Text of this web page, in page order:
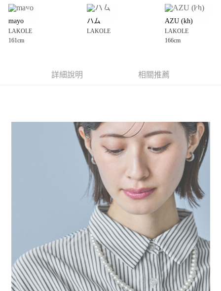
大哥付你分期
【大哥付你分期使用說明】
1.本服務由台灣大哥大提供，台灣大哥大用戶可立即使用無須另外申請。
2.付款方式選擇「大哥付你分期」，訂單成立後會自動跳轉到大哥付的交易
3.實際核准額度、可分期數及費用金額請依後續交易確認頁面所載為準。
4.訂單成立30分鐘內，如未前往確認交易或遇審核未通過，訂單將自動取
醒簡訊。
2.透過簡訊連結打開帳單後，可選擇「超商條碼／台灣大直營門市／銀行轉
帳／街口支付／iPASS MONEY」等通路繳費。
1.本服務係由「台灣大哥大股份有限公司」（以下簡稱本公司）所提供，讓
用戶於交易時，得透過本服務購買商品或服務，並由商店將買賣／分期付款
買賣價金債權讓與本公司後，依約使用本公司帳單繳交帳款。
2.基於同意付款使用「大哥付你分期」之契約關係目的，商店將以您的個人
資料（包含姓名、電話或地址）提供予台灣大哥大進項蒐集、處理及利用，
由本公司與您本人進行分期帳單所需資料之確認、核對及更正。
3.完整用戶服務條款，請詳閱以下連結：https://oppay.tw/userRule
AFTEE先享後付
１．於結帳方式選擇「AFTEE先享後付」後，將跳轉至「AFTEE先享後付」
結帳頁面，進行簡訊認證並確認金額後，即可完成結帳。
２．訂單成立數日內，您將收到繳費通知簡訊。
３．收到繳費通知簡訊後14天內，點擊此簡訊中的連結，可透過四大超商／
ATM／網路銀行／等多元方式進行付款，方視為交易完成。
※ 請注意：結帳手續完成當下不需立刻繳費，但若您需要取消訂單，請聯絡
購買商品的店家。未經商家同意取消之訂單仍視為有效，需透過AFTEE先享
※ 交易是否成功請以「AFTEE先享後付 」之結帳頁面顯示為準，若有關於
是否繳費成功／繳費後需取消欲退款等相關疑問，請聯繫「AFTEE先享後付
https://netprotections.freshdesk.com/support/home
１．透過由恩沛科技股份有限公司提供之「AFTEE先享後付」服務完成之交
易，需依本服務之必要範圍內提供個人資料，並將交易相關給付款項請求債
權轉讓予恩沛科技股份有限公司。
２．關於個人資料處理事宜，請瀏覽以下網址：https://aftee.tw/terms/#terms3
３．未成年的使用者請事先徵得法定代理人或監護人之同意方可使用
「AFTEE先享後付」，若未經同意申辦者引起之損失，本公司不負相關責
每筆NT$80，滿NT$1,500(含以上)免運費
每筆NT$80，滿NT$1,500(含以上)免運費
每筆NT$80，滿NT$1,500(含以上)免運費
每筆NT$80，滿NT$1,500(含以上)免運費
mayo
LAKOLE
161cm
ハム
LAKOLE
AZU (kh)
LAKOLE
166cm
詳細說明 相關推薦